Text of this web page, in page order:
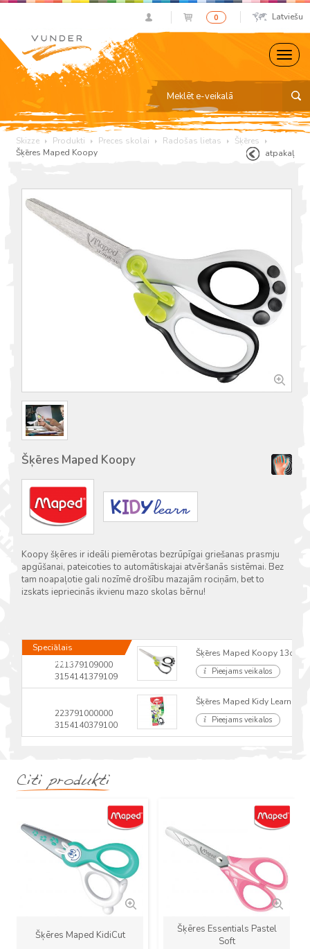
0 Latviešu
Skizze Produkti Preces skolai Radošas lietas
Šķēres
Šķēres Maped Koopy
atpakaļ
Šķēres Maped Koopy
Koopy šķēres ir ideāli piemērotas bezrūpīgai griešanas prasmju
apgūšanai, pateicoties to automātiskajai atvēršanās sistēmai. Bez
tam noapaļotie gali nozīmē drošību mazajām rociņām, bet to
izskats iepriecinās ikvienu mazo skolas bērnu!
Speciālais
pasūtījums
221379109000
3154141379109
Šķēres Maped Koopy 13cm
Pieejams veikalos
223791000000
3154140379100
Šķēres Maped Kidy Learn
Pieejams veikalos
Citi produkti
Šķēres Maped KidiCut
Šķēres Essentials Pastel
Soft